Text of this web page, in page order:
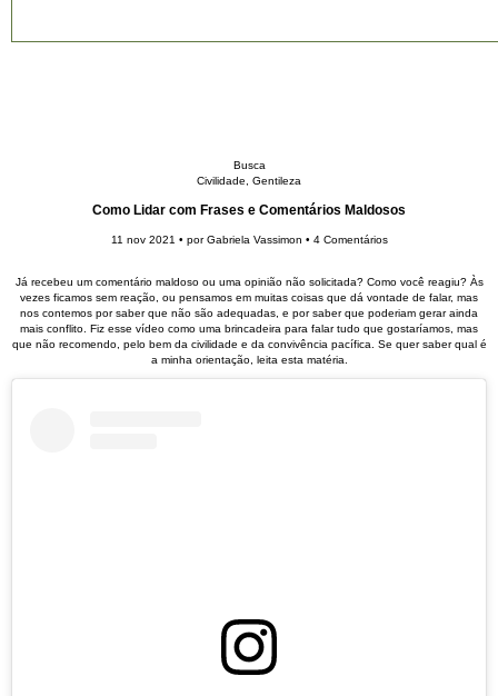
Busca
Civilidade
Gentileza
Como Lidar com Frases e Comentários Maldosos
11 nov 2021 • porGabriela Vassimon • 4 Comentários
Já recebeu um comentário maldoso ou uma opinião não solicitada? Como você reagiu? Às
vezes ficamos sem reação, ou pensamos em muitas coisas que dá vontade de falar, mas
nos contemos por saber que não são adequadas, e por saber que poderiam gerar ainda
mais conflito. Fiz esse vídeo como uma brincadeira para falar tudo que gostaríamos, mas
que não recomendo, pelo bem da civilidade e da convivência pacífica. Se quer saber qual é
a minha orientação, leita esta matéria.